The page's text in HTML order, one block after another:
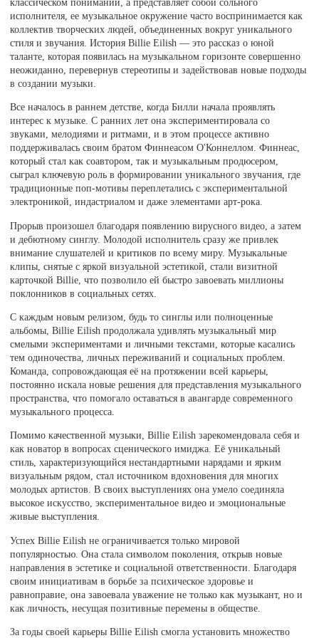
исполнителя, ее музыкальное окружение часто воспринимается как
коллектив творческих людей, объединенных вокруг уникального
стиля и звучания. История Billie Eilish — это рассказ о юной
таланте, которая появилась на музыкальном горизонте совершенно
неожиданно, перевернув стереотипы и задействовав новые подходы
в создании музыки.
Все началось в раннем детстве, когда Билли начала проявлять
интерес к музыке. С ранних лет она экспериментировала со
звуками, мелодиями и ритмами, и в этом процессе активно
поддерживалась своим братом Финнеасом О'Коннеллом. Финнеас,
который стал как соавтором, так и музыкальным продюсером,
сыграл ключевую роль в формировании уникального звучания, где
традиционные поп-мотивы переплетались с экспериментальной
электроникой, индастриалом и даже элементами арт-рока.
Прорыв произошел благодаря появлению вирусного видео, а затем
и дебютному синглу. Молодой исполнитель сразу же привлек
внимание слушателей и критиков по всему миру. Музыкальные
клипы, снятые с яркой визуальной эстетикой, стали визитной
карточкой Billie, что позволило ей быстро завоевать миллионы
поклонников в социальных сетях.
С каждым новым релизом, будь то синглы или полноценные
альбомы, Billie Eilish продолжала удивлять музыкальный мир
смелыми экспериментами и личными текстами, которые касались
тем одиночества, личных переживаний и социальных проблем.
Команда, сопровождающая её на протяжении всей карьеры,
постоянно искала новые решения для представления музыкального
пространства, что помогало оставаться в авангарде современного
музыкального процесса.
Помимо качественной музыки, Billie Eilish зарекомендовала себя и
как новатор в вопросах сценического имиджа. Её уникальный
стиль, характеризующийся нестандартными нарядами и ярким
визуальным рядом, стал источником вдохновения для многих
молодых артистов. В своих выступлениях она умело соединяла
высокое искусство, экспериментальное видео и эмоциональные
живые выступления.
Успех Billie Eilish не ограничивается только мировой
популярностью. Она стала символом поколения, открыв новые
направления в эстетике и социальной ответственности. Благодаря
своим инициативам в борьбе за психическое здоровье и
равноправие, она завоевала уважение не только как музыкант, но и
как личность, несущая позитивные перемены в обществе.
За годы своей карьеры Billie Eilish смогла установить множество